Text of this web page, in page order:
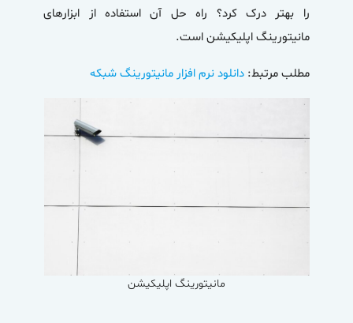
را بهتر درک کرد؟ راه حل آن استفاده از ابزارهای
مانیتورینگ اپلیکیشناست.
مطلب مرتبط:دانلود نرم افزار مانیتورینگ شبکه
مانیتورینگ اپلیکیشن